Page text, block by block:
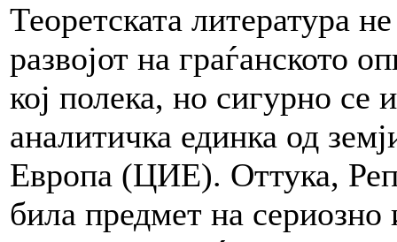
Теоретската литература
развојот на граѓанското
кој полека, но сигурно се
аналитичка единка од
Европа (ЦИЕ). Оттука,
била предмет на